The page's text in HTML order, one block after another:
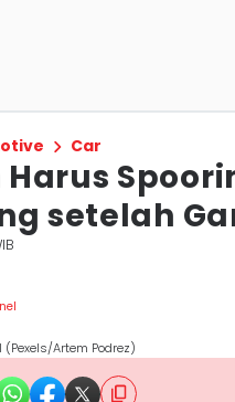
Car
setelah
Artem Podrez)